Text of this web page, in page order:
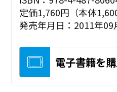
定価1,760円（本体
発売年月日：2011年09
電子書籍を